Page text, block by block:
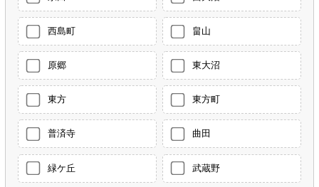
西島町 畠山
原郷 東大沼
東方 東方町
普済寺 曲田
緑ケ丘 武蔵野